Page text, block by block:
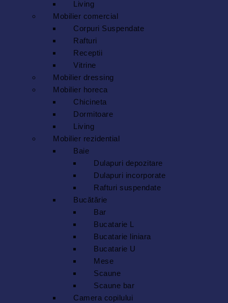
Living
Mobilier comercial
Corpuri Suspendate
Rafturi
Receptii
Vitrine
Mobilier dressing
Mobilier horeca
Chicineta
Dormitoare
Living
Mobilier rezidential
Baie
Dulapuri depozitare
Dulapuri incorporate
Rafturi suspendate
Bucătărie
Bar
Bucatarie L
Bucatarie liniara
Bucatarie U
Mese
Scaune
Scaune bar
Camera copilului